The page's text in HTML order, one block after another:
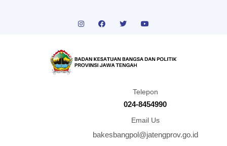
Telepon
024-8454990
Email Us
bakesbangpol@jatengprov.go.id